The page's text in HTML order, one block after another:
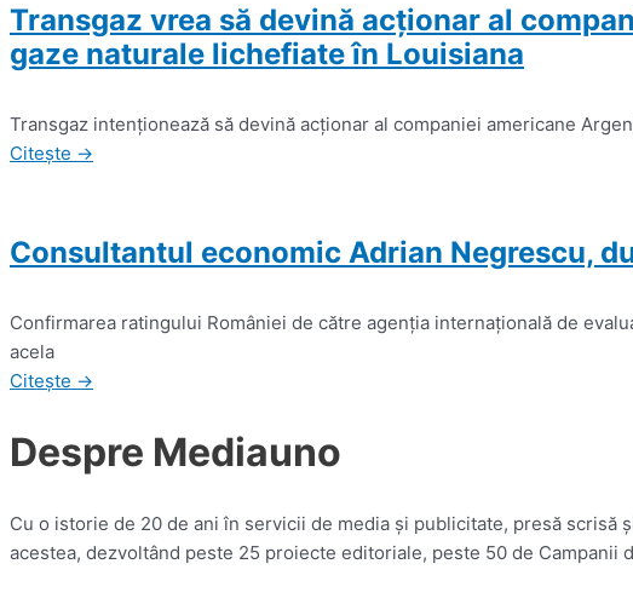
Transgaz vrea să devină acţionar al
gaze naturale lichefiate în Louisiana
Transgaz intenţionează să devină acţionar al companiei americane
Citește →
Consultantul economic Adrian Negrescu,
Confirmarea ratingului României de către agenţia internaţională de
acela
Citește →
Despre Mediauno
Cu o istorie de 20 de ani în servicii de media și publicitate, presă
acestea, dezvoltând peste 25 proiecte editoriale, peste 50 de Campanii